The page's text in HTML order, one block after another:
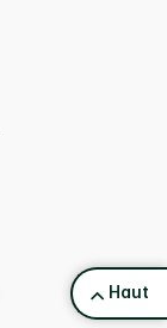
back to
Haut